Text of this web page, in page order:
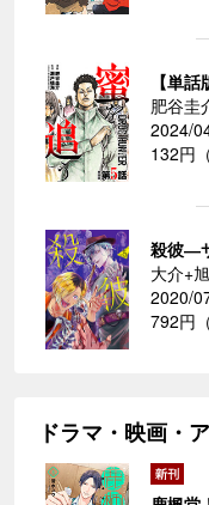
【単
肥谷圭
2024/
132円
殺彼―
大介+
2020/
792円
ドラマ・映画・